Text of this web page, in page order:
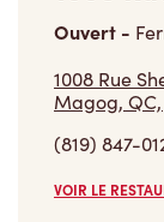
Ouvert -
1008 Rue
Magog, QC,
(819) 847-
VOIR LE